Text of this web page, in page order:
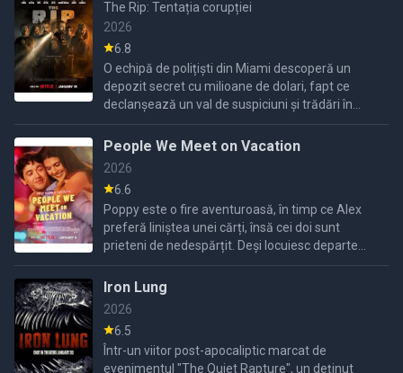
The Rip: Tentația corupției
2026
6.8
O echipă de polițiști din Miami descoperă un
depozit secret cu milioane de dolari, fapt ce
declanșează un val de suspiciuni și trădări în
momentul în care vestea capturii ajunge la
urechile cui nu
People We Meet on Vacation
2026
6.6
Poppy este o fire aventuroasă, în timp ce Alex
preferă liniștea unei cărți, însă cei doi sunt
prieteni de nedespărțit. Deși locuiesc departe
unul de celălalt, aceștia respectă tradiția de a
petrece o ...
Iron Lung
2026
6.5
Într-un viitor post-apocaliptic marcat de
evenimentul "The Quiet Rapture", un deținut